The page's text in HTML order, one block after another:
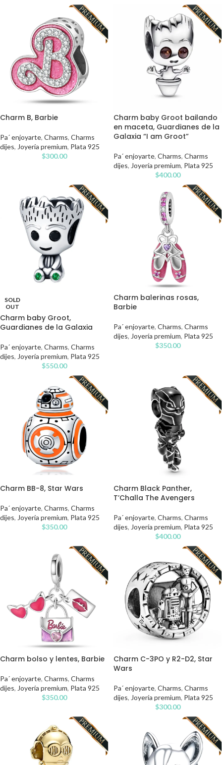
Charm B, Barbie
Pa´ enjoyarte, Charms, Charms
dijes, Joyería premium, Plata 925
$300.00
Charm baby Groot bailando
en maceta, Guardianes de la
Galaxia “I am Groot”
Pa´ enjoyarte, Charms, Charms
dijes, Joyería premium, Plata 925
$400.00
SOLD
OUT
Charm baby Groot,
Guardianes de la Galaxia
Pa´ enjoyarte, Charms, Charms
dijes, Joyería premium, Plata 925
$550.00
Charm balerinas rosas,
Barbie
Pa´ enjoyarte, Charms, Charms
dijes, Joyería premium, Plata 925
$350.00
Charm BB-8, Star Wars
Pa´ enjoyarte, Charms, Charms
dijes, Joyería premium, Plata 925
$350.00
Charm Black Panther,
T’Challa The Avengers
Pa´ enjoyarte, Charms, Charms
dijes, Joyería premium, Plata 925
$400.00
Charm bolso y lentes, Barbie
Pa´ enjoyarte, Charms, Charms
dijes, Joyería premium, Plata 925
$350.00
Charm C-3PO y R2-D2, Star
Wars
Pa´ enjoyarte, Charms, Charms
dijes, Joyería premium, Plata 925
$300.00